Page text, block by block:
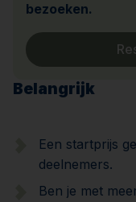
bezoeken.
Belangrijk
Een startprijs
deelnemers.
Ben je met